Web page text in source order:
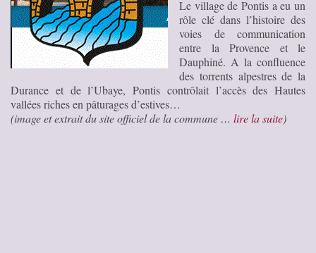
Le village de Pontis a eu un
rôle clé dans l’histoire des
voies de communication
entre la Provence et le
Dauphiné. A la confluence
des torrents alpestres de la
Durance et de l’Ubaye, Pontis contrôlait l’accès des Hautes
vallées riches en pâturages d’estives…
(image et extrait du site officiel de la commune … lire la suite)